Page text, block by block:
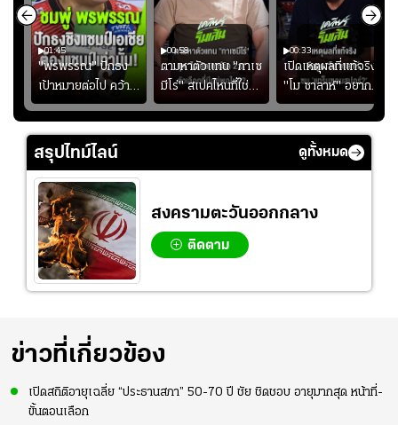
01:45
"พรพรรณ" ปักธง
เป้าหมายต่อไป คว้า
แชมป์ชิงแชมป์
เอเชีย เพื่อตั๋ว
โอลิมปิก
00:58
ตามหาตัวแทน "กาเซ
มีโร่" สเปคไหนที่ใช่
สำหรับแมนยูยุค
"คาร์ริค 2.0"?
00:33
เปิดเหตุผลที่แท้จริงที่
"โม ซาลาห์" อยาก
ย้ายซบ "แทร็บซอนส
ปอร์"
สรุปไทม์ไลน์ ดูทั้งหมด
สงครามตะวันออกกลาง
ติดตาม
ข่าวที่เกี่ยวข้อง
เปิดสถิติอายุเฉลี่ย “ประธานสภา” 50-70 ปี ชัย ชิดชอบ อายุมากสุด หน้าที่-
ขั้นตอนเลือก